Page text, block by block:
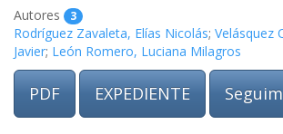
Autores 3
Rodríguez Zavaleta, Elías Nicolás; Velásquez
Javier; León Romero, Luciana Milagros
PDF EXPEDIENTE